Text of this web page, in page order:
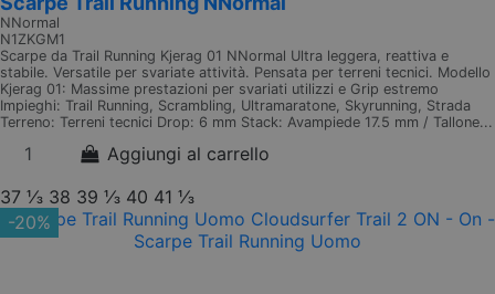
NNormal
N1ZKGM1
Scarpe da Trail Running Kjerag 01 NNormal Ultra leggera, reattiva e
stabile. Versatile per svariate attività. Pensata per terreni tecnici. Modello
Kjerag 01: Massime prestazioni per svariati utilizzi e Grip estremo
Impieghi: Trail Running, Scrambling, Ultramaratone, Skyrunning, Strada
Terreno: Terreni tecnici Drop: 6 mm Stack: Avampiede 17.5 mm / Tallone...
Aggiungi al carrello
37 ⅓ 38 39 ⅓ 40 41 ⅓
-20%